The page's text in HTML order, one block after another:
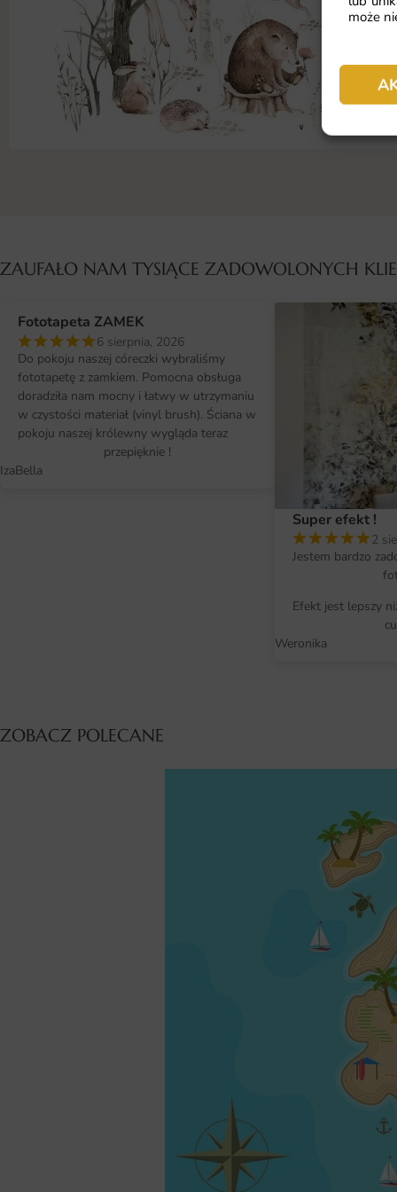
może
ZAUFAŁO NAM TYSIĄCE ZADOWOLONYCH
Fototapeta ZAMEK
6 sierpnia, 2026
Do pokoju naszej córeczki wybraliśmy
fototapetę z zamkiem. Pomocna obsługa
doradziła nam mocny i łatwy w utrzymaniu
w czystości materiał (vinyl brush). Ściana w
pokoju naszej królewny wygląda teraz
przepięknie !
IzaBella
Super efekt !
2
Jestem bardzo
Efekt jest lepszy
Weronika
ZOBACZ POLECANE